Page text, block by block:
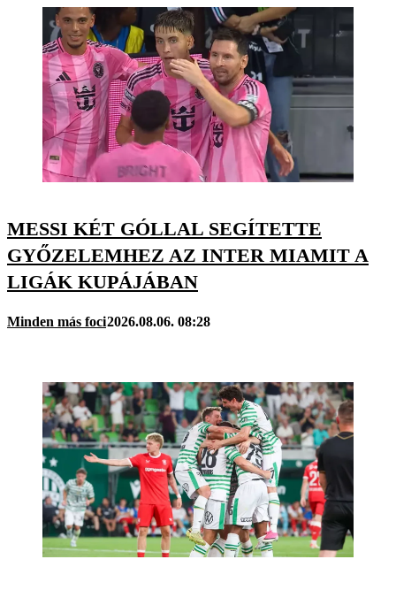
MESSI KÉT GÓLLAL SEGÍTETTE
GYŐZELEMHEZ AZ INTER MIAMIT A
LIGÁK KUPÁJÁBAN
Minden más foci2026.08.06. 08:28